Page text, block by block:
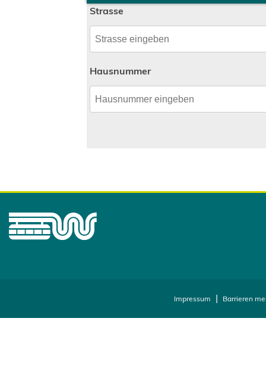
Adresse eingeben
Strasse
Hausnummer
Impressum Barrieren